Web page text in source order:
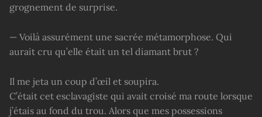
grognement de surprise.
— Voilà assurément une sacrée métamorphose. Qui
aurait cru qu’elle était un tel diamant brut ?
Il me jeta un coup d’œil et soupira.
C’était cet esclavagiste qui avait croisé ma route lorsque
j’étais au fond du trou. Alors que mes possessions